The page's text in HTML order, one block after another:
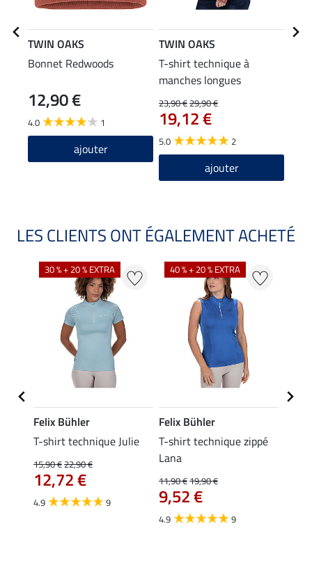
TWIN OAKS
Bonnet Redwoods
12,90 €
4.0 1
ajouter
TWIN OAKS
T-shirt technique à
manches longues
Squamish
23,90 €29,90 €
19,12 €
5.0 2
ajouter
LES CLIENTS ONT ÉGALEMENT ACHETÉ
30 % + 20 % EXTRA
Felix Bühler
T-shirt technique Julie
15,90 €22,90 €
12,72 €
4.9 9
40 % + 20 % EXTRA
Felix Bühler
T-shirt technique zippé
Lana
11,90 €19,90 €
9,52 €
4.9 9